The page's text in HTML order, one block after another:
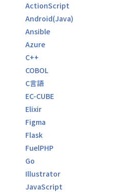
ActionScript
Android(Java)
Ansible
Azure
C++
COBOL
C言語
EC-CUBE
Elixir
Figma
Flask
FuelPHP
Go
Illustrator
JavaScript